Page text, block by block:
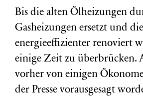
Bis die alten Ölheizungen
Gasheizungen ersetzt und
energieeffizienter renoviert
einige Zeit zu überbrücken.
vorher von einigen
der Presse vorausgesagt